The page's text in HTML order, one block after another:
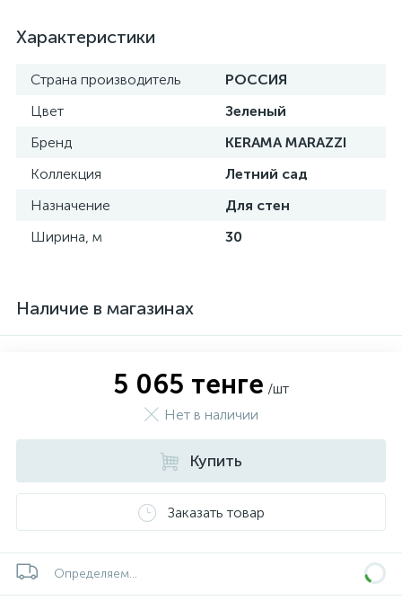
Характеристики
Страна производитель
РОССИЯ
Цвет
Зеленый
Бренд
KERAMA MARAZZI
Коллекция
Летний сад
Назначение
Для стен
Ширина, м
30
Наличие в магазинах
5 065 тенге /шт
Нет в наличии
Купить
Заказать товар
Определяем...